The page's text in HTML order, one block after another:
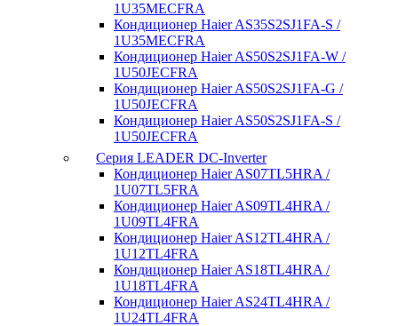
1U35MECFRA
Кондиционер Haier AS35S2SJ1FA-S /
1U35MECFRA
Кондиционер Haier AS50S2SJ1FA-W /
1U50JECFRA
Кондиционер Haier AS50S2SJ1FA-G /
1U50JECFRA
Кондиционер Haier AS50S2SJ1FA-S /
1U50JECFRA
Серия LEADER DC-Inverter
Кондиционер Haier AS07TL5HRA /
1U07TL5FRA
Кондиционер Haier AS09TL4HRA /
1U09TL4FRA
Кондиционер Haier AS12TL4HRA /
1U12TL4FRA
Кондиционер Haier AS18TL4HRA /
1U18TL4FRA
Кондиционер Haier AS24TL4HRA /
1U24TL4FRA